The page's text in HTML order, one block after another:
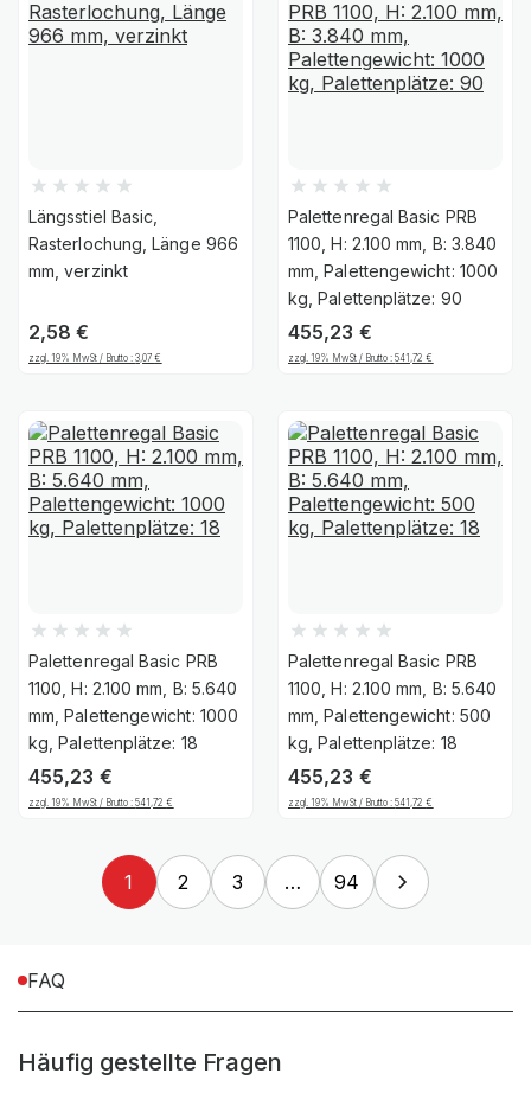
Längsstiel Basic,
Rasterlochung, Länge 966
mm, verzinkt
2,58€
zzgl. 19% MwSt / Brutto :3,07€
Palettenregal Basic PRB
1100, H: 2.100 mm, B: 3.840
mm, Palettengewicht: 1000
kg, Palettenplätze: 90
455,23 €
zzgl. 19% MwSt / Brutto :541,72€
Palettenregal Basic PRB
1100, H: 2.100 mm, B: 5.640
mm, Palettengewicht: 1000
kg, Palettenplätze: 18
455,23 €
zzgl. 19% MwSt / Brutto :541,72€
Palettenregal Basic PRB
1100, H: 2.100 mm, B: 5.640
mm, Palettengewicht: 500
kg, Palettenplätze: 18
455,23 €
zzgl. 19% MwSt / Brutto :541,72€
1 2 3 … 94
FAQ
Häufig gestellte Fragen